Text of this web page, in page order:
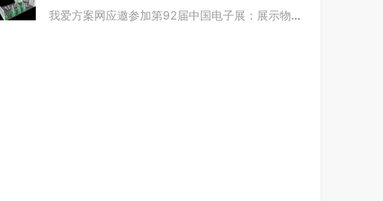
我爱方案网应邀参加第92届中国电子展：展示物联网自动化方案! 2018年10月31日-11月2日，我爱方案网将受邀参加“2018年第92届中国电子展(CEF上海)”，旨在加强技术方案与市场需求的对接，促进物联网和工业自动化等行业快速有效进行技术采购和电子方案开发外包。 为此，我爱方案网将携手一批从平台上筛选出来的会员服务商在上海新国际博览中心W1馆1B087展位上亮相，重点展示100个用于支撑